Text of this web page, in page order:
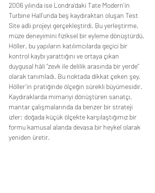
2006 yılında ise Londra’daki Tate Modern’in
Turbine Hall’unda beş kaydıraktan oluşan Test
Site adlı projeyi gerçekleştirdi. Bu yerleştirme,
müze deneyimini fiziksel bir eyleme dönüştürdü.
Höller, bu yapıların katılımcılarda geçici bir
kontrol kaybı yarattığını ve ortaya çıkan
duygusal hâli “zevk ile delilik arasında bir yerde”
olarak tanımladı. Bu noktada dikkat çeken şey,
Höller’in pratiğinde ölçeğin sürekli büyümesidir.
Kaydıraklarda mimariyi dönüştüren sanatçı,
mantar çalışmalarında da benzer bir strateji
izler: doğada küçük ölçekte karşılaştığımız bir
formu kamusal alanda devasa bir heykel olarak
yeniden üretir.